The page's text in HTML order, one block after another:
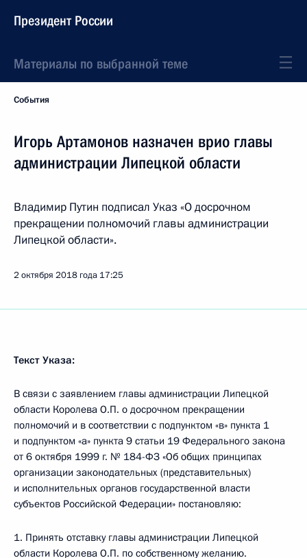
Президент России
Материалы по выбранной теме
События
Игорь Артамонов назначен врио главы
администрации Липецкой области
Владимир Путин подписал Указ «О досрочном
прекращении полномочий главы администрации
Липецкой области».
2 октября 2018 года 17:25
Текст Указа:
В связи с заявлением главы администрации Липецкой
области Королева О.П. о досрочном прекращении
полномочий и в соответствии с подпунктом «в» пункта 1
и подпунктом «а» пункта 9 статьи 19 Федерального закона
от 6 октября 1999 г. № 184-ФЗ «Об общих принципах
организации законодательных (представительных)
и исполнительных органов государственной власти
субъектов Российской Федерации» постановляю:
1. Принять отставку главы администрации Липецкой
области Королева О.П. по собственному желанию.